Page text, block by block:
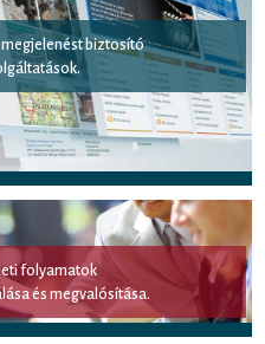
megjelenést biztosító
folyamatok
és megvalósítása.